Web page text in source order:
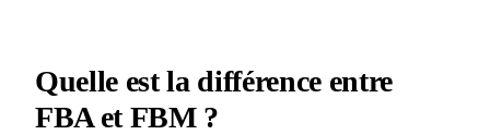
Quelle est la différence entre
FBA et FBM ?